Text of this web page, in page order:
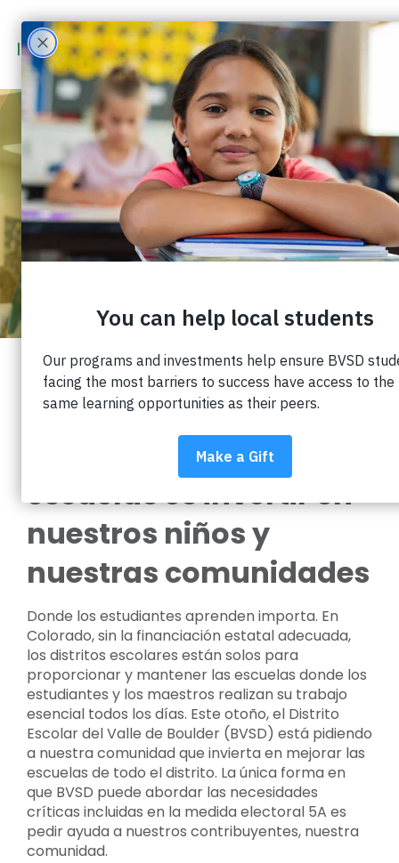
INVERTIR EN NUESTRAS
ESCUELAS ES INVERTIR EN
NUESTROS NIÑOS Y
NUESTRAS
COMUNIDADES
Publicado: octubre 6, 2022 |Cuota:
Invertir en nuestras
escuelas es invertir en
nuestros niños y
nuestras comunidades
Donde los estudiantes aprenden importa. En
Colorado, sin la financiación estatal adecuada,
los distritos escolares están solos para
proporcionar y mantener las escuelas donde los
estudiantes y los maestros realizan su trabajo
esencial todos los días. Este otoño, el Distrito
Escolar del Valle de Boulder (BVSD) está pidiendo
a nuestra comunidad que invierta en mejorar las
escuelas de todo el distrito. La única forma en
que BVSD puede abordar las necesidades
críticas incluidas en la medida electoral 5A es
pedir ayuda a nuestros contribuyentes, nuestra
comunidad.